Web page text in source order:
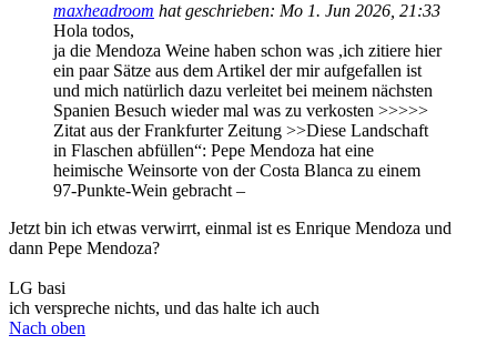
maxheadroom hat geschrieben: Mo 1. Jun 2026, 21:33
Hola todos,
ja die Mendoza Weine haben schon was ,ich zitiere hier
ein paar Sätze aus dem Artikel der mir aufgefallen ist
und mich natürlich dazu verleitet bei meinem nächsten
Spanien Besuch wieder mal was zu verkosten >>>>>
Zitat aus der Frankfurter Zeitung >>Diese Landschaft
in Flaschen abfüllen“: Pepe Mendoza hat eine
heimische Weinsorte von der Costa Blanca zu einem
97-Punkte-Wein gebracht –
Jetzt bin ich etwas verwirrt, einmal ist es Enrique Mendoza und
dann Pepe Mendoza?
LG basi
ich verspreche nichts, und das halte ich auch
Nach oben